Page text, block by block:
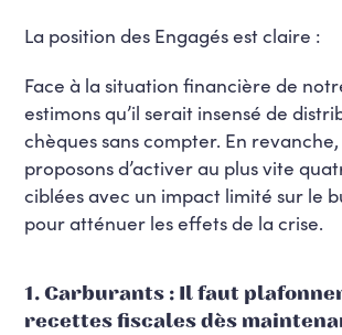
La position des Engagés est claire :
Face à la situation financière de
estimons qu’il serait insensé de
chèques sans compter. En
proposons d’activer au plus vite
ciblées avec un impact limité sur le
pour atténuer les effets de la crise.
1. Carburants : Il faut
recettes fiscales dès